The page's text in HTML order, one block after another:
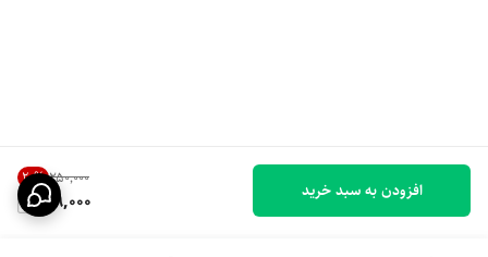
۲۵۰٬۰۰۰ 20%
199,000 افزودن به سبد خرید